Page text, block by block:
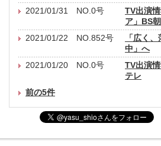
2021/01/31 NO.0号
TV出演
ア」BS
2021/01/22 NO.852号
「広く
中」へ
2021/01/20 NO.0号
TV出演
テレ
前の5件